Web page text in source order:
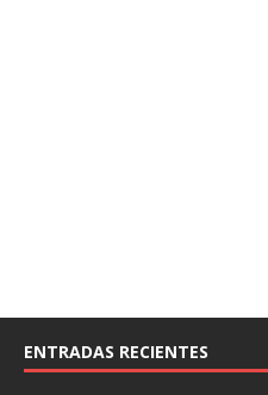
ENTRADAS RECIENTES